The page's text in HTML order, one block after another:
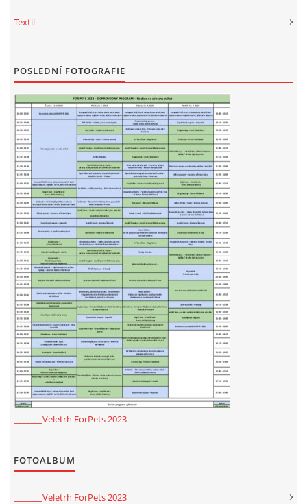
Textil
POSLEDNÍ FOTOGRAFIE
_______Veletrh ForPets 2023
FOTOALBUM
_______Veletrh ForPets 2023